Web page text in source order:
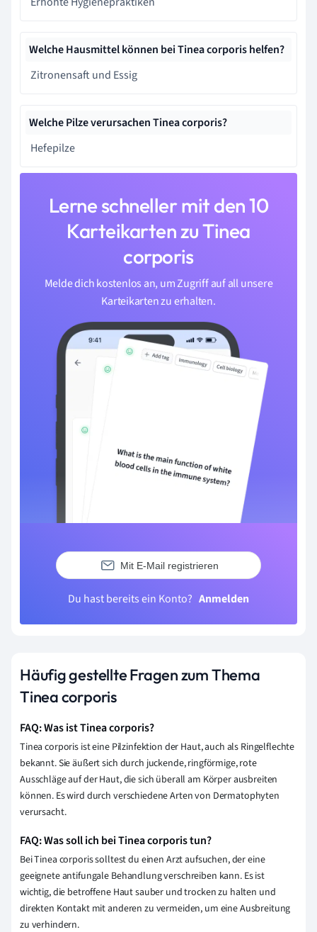
Welche Hausmittel können bei Tinea corporis helfen?
Zitronensaft und Essig
Welche Pilze verursachen Tinea corporis?
Hefepilze
Lerne schneller mit den 10
Karteikarten zu Tinea
corporis
Melde dich kostenlos an, um Zugriff auf all unsere
Karteikarten zu erhalten.
Mit E-Mail registrieren
Du hast bereits ein Konto? Anmelden
Häufig gestellte Fragen zum Thema
Tinea corporis
FAQ: Was ist Tinea corporis?
Tinea corporis ist eine Pilzinfektion der Haut, auch als Ringelflechte
bekannt. Sie äußert sich durch juckende, ringförmige, rote
Ausschläge auf der Haut, die sich überall am Körper ausbreiten
können. Es wird durch verschiedene Arten von Dermatophyten
verursacht.
FAQ: Was soll ich bei Tinea corporis tun?
Bei Tinea corporis solltest du einen Arzt aufsuchen, der eine
geeignete antifungale Behandlung verschreiben kann. Es ist
wichtig, die betroffene Haut sauber und trocken zu halten und
direkten Kontakt mit anderen zu vermeiden, um eine Ausbreitung
zu verhindern.